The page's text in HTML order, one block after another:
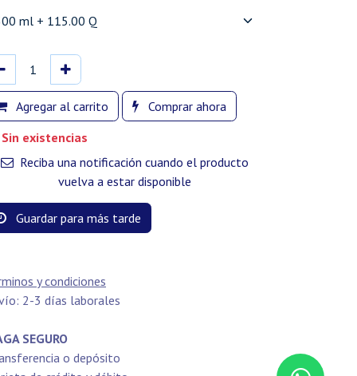
Agregar al carrito
Comprar ahora
Sin existencias
Reciba una notificación cuando el producto
vuelva a estar disponible
Guardar para más tarde
y condiciones
2-3 días laborales
SEGURO
o depósito